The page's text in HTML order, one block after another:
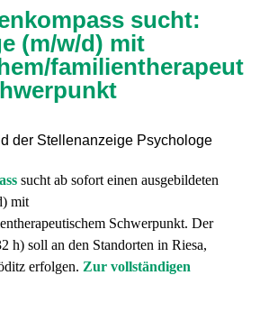
sucht:
(m/w/d) mit
familientherapeut
sucht ab sofort einen ausgebildeten
mit
Schwerpunkt. Der
h) soll an den Standorten in Riesa,
erfolgen. Zur vollständigen